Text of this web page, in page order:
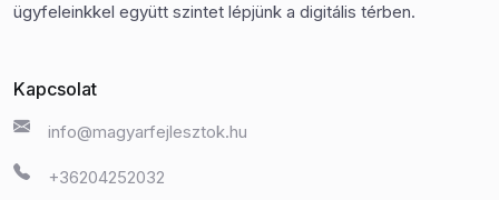
ügyfeleinkkel együtt szintet lépjünk a digitális térben.
Kapcsolat
info@magyarfejlesztok.hu
+36204252032